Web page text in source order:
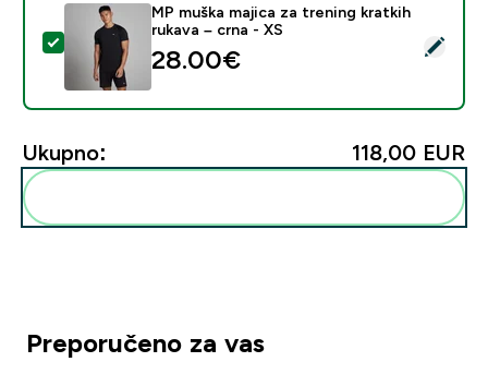
Odaberi ovaj proizvod - MP muška majica za trening
MP muška majica za trening kratkih
rukava – crna - XS
28.00€‎
Ukupno: 118,00 EUR‎
Preporučeno za vas